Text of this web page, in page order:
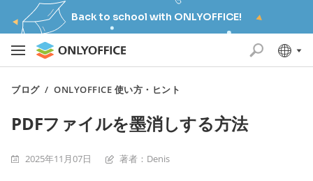
Back to school with ONLYOFFICE!
ブログ/ONLYOFFICE 使い方・ヒント
PDFファイルを墨消しする方法
2025年11月07日 著者：Denis